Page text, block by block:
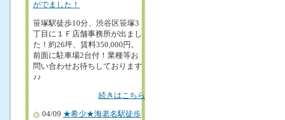
がでました！
笹塚駅徒歩10分、渋谷区笹塚3
丁目に１Ｆ店舗事務所が出まし
た！約26坪、賃料350,000円。
前面に駐車場2台付！業種等お
問い合わせお待ちしております
♪♪
続きはこちら
04/09 ★希少★海老名駅徒歩